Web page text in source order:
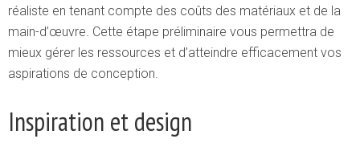
réaliste en tenant compte des coûts des matériaux et de la
main-d’œuvre. Cette étape préliminaire vous permettra de
mieux gérer les ressources et d’atteindre efficacement vos
aspirations de conception.
Inspiration et design